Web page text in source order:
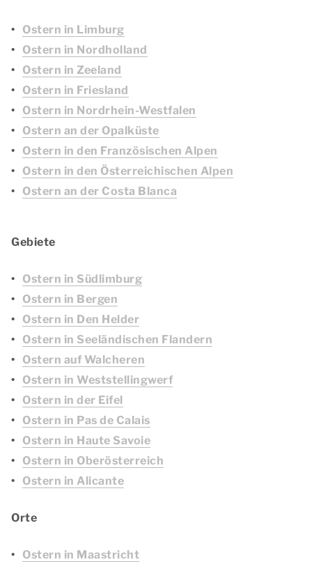
Ostern in Limburg
Ostern in Nordholland
Ostern in Zeeland
Ostern in Friesland
Ostern in Nordrhein-Westfalen
Ostern an der Opalküste
Ostern in den Französischen Alpen
Ostern in den Österreichischen Alpen
Ostern an der Costa Blanca
Gebiete
Ostern in Südlimburg
Ostern in Bergen
Ostern in Den Helder
Ostern in Seeländischen Flandern
Ostern auf Walcheren
Ostern in Weststellingwerf
Ostern in der Eifel
Ostern in Pas de Calais
Ostern in Haute Savoie
Ostern in Oberösterreich
Ostern in Alicante
Orte
Ostern in Maastricht